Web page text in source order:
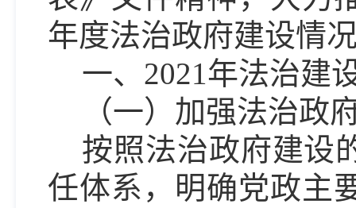
年度法治政府建设情
一、2021年法治建
（一）加强法治政
按照法治政府建设
任体系，明确党政主